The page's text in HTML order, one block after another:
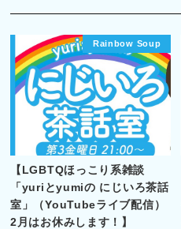
Rainbow Soup
【LGBTQほっこり系雑談
「yuriとyumiの にじいろ茶話
室」（YouTubeライブ配信）
2月はお休みします！】